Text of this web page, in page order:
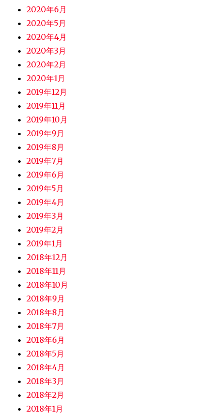
2020年6月
2020年5月
2020年4月
2020年3月
2020年2月
2020年1月
2019年12月
2019年11月
2019年10月
2019年9月
2019年8月
2019年7月
2019年6月
2019年5月
2019年4月
2019年3月
2019年2月
2019年1月
2018年12月
2018年11月
2018年10月
2018年9月
2018年8月
2018年7月
2018年6月
2018年5月
2018年4月
2018年3月
2018年2月
2018年1月